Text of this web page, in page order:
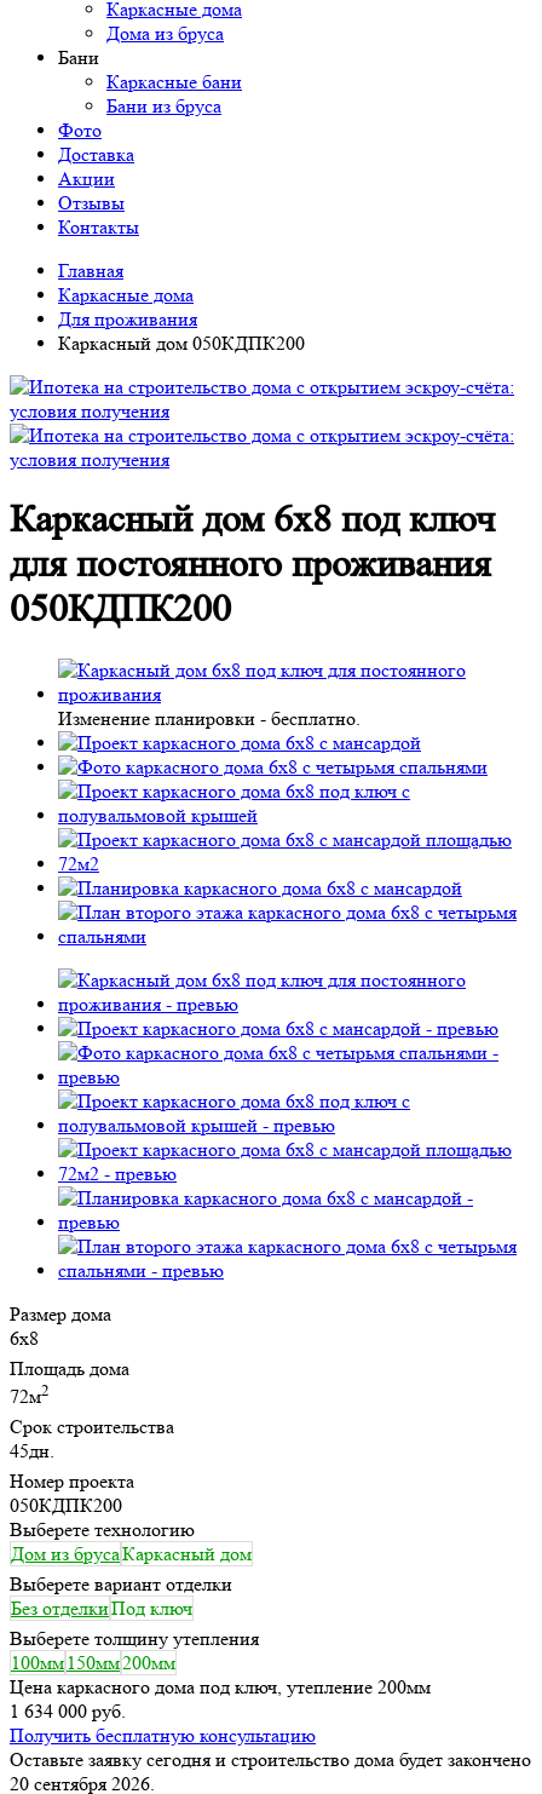
Каркасные дома
Дома из бруса
Бани
Каркасные бани
Бани из бруса
Фото
Доставка
Акции
Отзывы
Контакты
Главная
Каркасные дома
Для проживания
Каркасный дом 050КДПК200
Каркасный дом 6х8 под ключ
для постоянного проживания
050КДПК200
Изменение планировки - бесплатно.
Размер дома
6х8
Площадь дома
72м2
Срок строительства
45дн.
Номер проекта
050КДПК200
Выберете технологию
Дом из брусаКаркасный дом
Выберете вариант отделки
Без отделкиПод ключ
Выберете толщину утепления
100мм 150мм200мм
Цена каркасного дома под ключ, утепление 200мм
1 634 000 руб.
Получить бесплатную консультацию
Оставьте заявку сегодня и строительство дома будет закончено
20 сентября 2026.